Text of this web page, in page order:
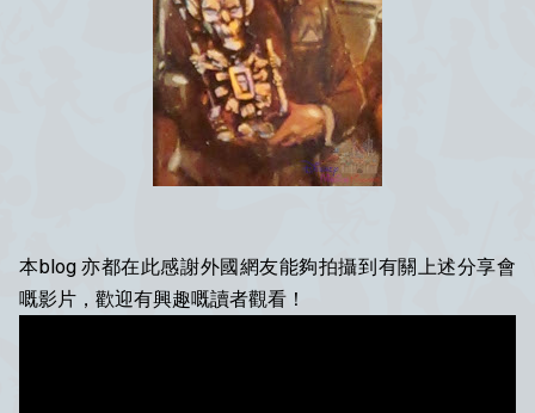
本blog 亦都在此感謝外國網友能夠拍攝到有關上述分享會
嘅影片，歡迎有興趣嘅讀者觀看！